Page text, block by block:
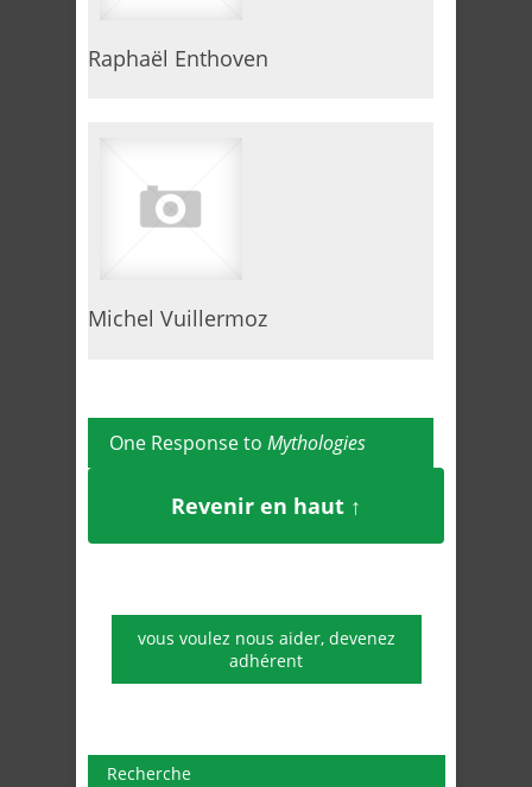
Raphaël Enthoven
Michel Vuillermoz
One Response to Mythologies
Revenir en haut ↑
vous voulez nous aider, devenez
adhérent
Recherche